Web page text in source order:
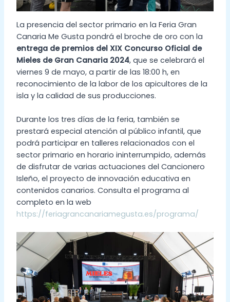
La presencia del sector primario en la Feria Gran
Canaria Me Gusta pondrá el broche de oro con la
entrega de premios del XIX Concurso Oficial de
Mieles de Gran Canaria 2024, que se celebrará el
viernes 9 de mayo, a partir de las 18:00 h, en
reconocimiento de la labor de los apicultores de la
isla y la calidad de sus producciones.
Durante los tres días de la feria, también se
prestará especial atención al público infantil, que
podrá participar en talleres relacionados con el
sector primario en horario ininterrumpido, además
de disfrutar de varias actuaciones del Cancionero
Isleño, el proyecto de innovación educativa en
contenidos canarios. Consulta el programa al
completo en la web
https://feriagrancanariamegusta.es/programa/